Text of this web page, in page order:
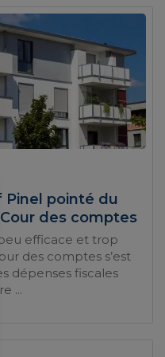
Pinel pointé du
Cour des comptes
peu efficace et trop
des comptes s’est
dépenses fiscales
...